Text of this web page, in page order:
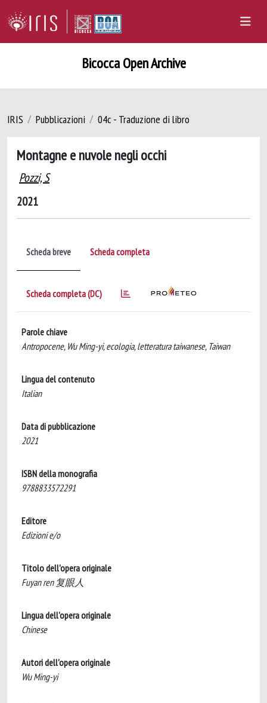
Bicocca Open Archive
IRIS Pubblicazioni 04c - Traduzione di libro
Montagne e nuvole negli occhi
Pozzi, S
2021
Scheda breve Scheda completa
Scheda completa (DC)
Parole chiave
Antropocene, Wu Ming-yi, ecologia, letteratura taiwanese, Taiwan
Lingua del contenuto
Italian
Data di pubblicazione
2021
ISBN della monografia
9788833572291
Editore
Edizioni e/o
Titolo dell'opera originale
Fuyan ren 复眼人
Lingua dell'opera originale
Chinese
Autori dell'opera originale
Wu Ming-yi